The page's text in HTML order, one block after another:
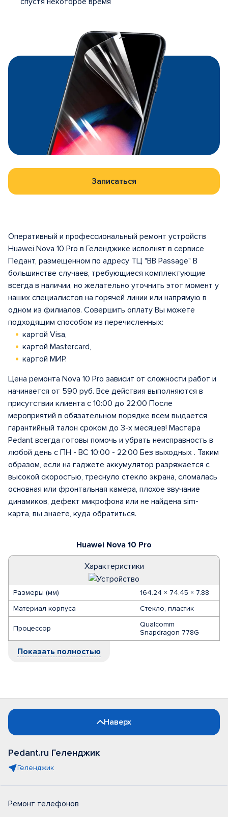
Записаться
Huawei Nova 10 Pro
Характеристики
Размеры (мм)
164.24 × 74.45 × 7.88
Материал корпуса
Стекло, пластик
Процессор
Qualcomm
Snapdragon 778G
Показать полностью
Оперативный и профессиональный ремонт устройств
Huawei Nova 10 Pro в Геленджике исполнят в сервисе
Педант, размещенном по адресу ТЦ "BB Passage" В
большинстве случаев, требующиеся комплектующие
всегда в наличии, но желательно уточнить этот момент у
наших специалистов на горячей линии или напрямую в
одном из филиалов. Совершить оплату Вы можете
подходящим способом из перечисленных:
картой Visa,
картой Mastercard,
картой МИР.
Цена ремонта Nova 10 Pro зависит от сложности работ и
начинается от 590 руб. Все действия выполняются в
присутствии клиента с 10:00 до 22:00 После
мероприятий в обязательном порядке всем выдается
гарантийный талон сроком до 3-х месяцев! Мастера
Pedant всегда готовы помочь и убрать неисправность в
любой день с ПН - ВС 10:00 - 22:00 Без выходных . Таким
образом, если на гаджете аккумулятор разряжается с
высокой скоростью, треснуло стекло экрана, сломалась
основная или фронтальная камера, плохое звучание
динамиков, дефект микрофона или не найдена sim-
карта, вы знаете, куда обратиться.
Наверх
Pedant.ru Геленджик
Геленджик
Ремонт телефонов